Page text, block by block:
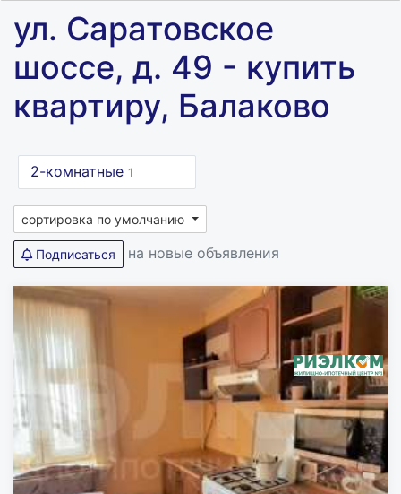
ул. Саратовское
шоссе, д. 49 - купить
квартиру, Балаково
2-комнатные 1
сортировка по умолчанию
Подписаться на новые объявления